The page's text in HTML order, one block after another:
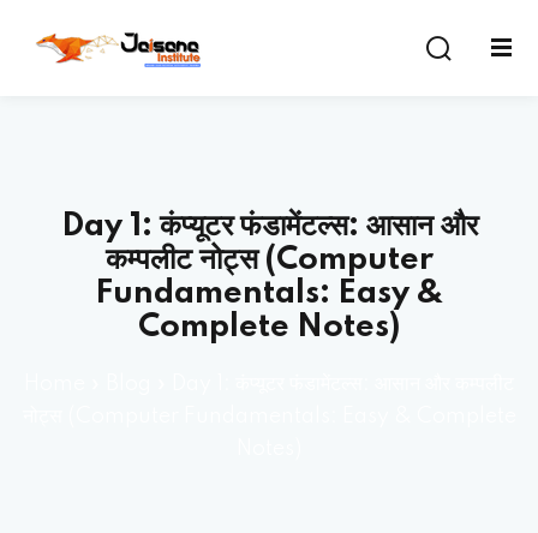
Day 1: कंप्यूटर फंडामेंटल्स: आसान और
कम्पलीट नोट्स (Computer
Fundamentals: Easy &
Complete Notes)
Sign in